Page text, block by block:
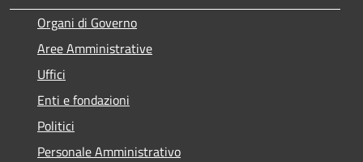
Organi di Governo
Aree Amministrative
Uffici
Enti e fondazioni
Politici
Personale Amministrativo